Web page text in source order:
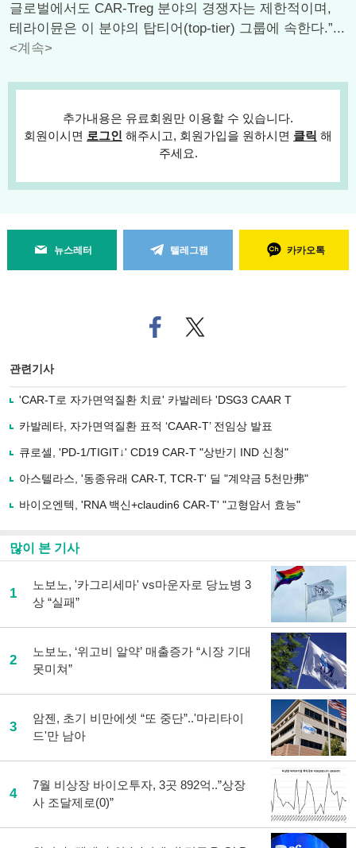
글로벌에서도 CAR-Treg 분야의 경쟁자는 제한적이며,
테라이뮨은 이 분야의 탑티어(top-tier) 그룹에 속한다.”...
<계속>
추가내용은 유료회원만 이용할 수 있습니다.
회원이시면 로그인 해주시고, 회원가입을 원하시면 클릭 해
주세요.
뉴스레터 텔레그램 카카오톡
페
이
로
기
사
유
기
트위
터로
관련기사
'CAR-T로 자가면역질환 치료' 카발레타 'DSG3 CAAR T
카발레타, 자가면역질환 표적 ‘CAAR-T’ 전임상 발표
큐로셀, 'PD-1/TIGIT↓' CD19 CAR-T "상반기 IND 신청"
아스텔라스, '동종유래 CAR-T, TCR-T' 딜 "계약금 5천만弗"
바이오엔텍, 'RNA 백신+claudin6 CAR-T' "고형암서 효능"
많이 본 기사
1
노보노, '카그리세마' vs마운자로 당뇨병 3
상 “실패”
2
노보노, ‘위고비 알약’ 매출증가 “시장 기대
못미쳐”
3
암젠, 초기 비만에셋 “또 중단”..'마리타이
드'만 남아
4
7월 비상장 바이오투자, 3곳 892억..”상장
사 조달제로(0)”